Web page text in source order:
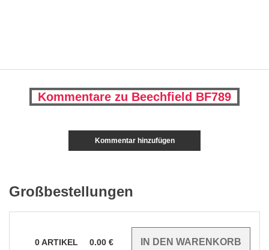
Kommentare zu Beechfield BF789
Kommentar hinzufügen
Großbestellungen
0ARTIKEL 0.00 €